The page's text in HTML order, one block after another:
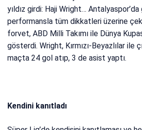
yıldız girdi: Haji Wright…
performansla tüm dikkatleri üzerine
forvet, ABD Milli Takımı ile Dünya
gösterdi. Wright, Kırmızı-Beyazlılar ile
maçta 24 gol atıp, 3 de asist yaptı.
Kendini kanıtladı